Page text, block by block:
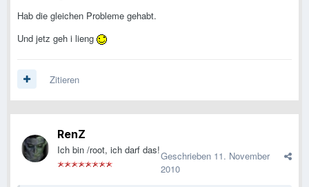
Hab die gleichen Probleme gehabt.
Und jetz geh i lieng
Zitieren
RenZ
Ich bin /root, ich darf das!Geschrieben 11. November
2010